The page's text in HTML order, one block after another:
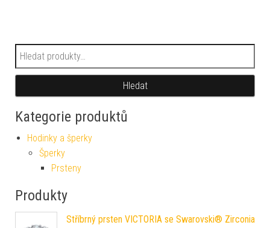
Hledat:
Hledat
Kategorie produktů
Hodinky a šperky
Šperky
Prsteny
Produkty
Stříbrný prsten VICTORIA se Swarovski® Zirconia